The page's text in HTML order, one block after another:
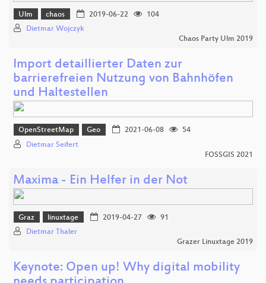
Ulm chaos 2019-06-22
104
Dietmar Wojczyk
Chaos Party Ulm 2019
Import detaillierter Daten zur
barrierefreien Nutzung von Bahnhöfen
und Haltestellen
OpenStreetMap Geo 2021-06-08
54
Dietmar Seifert
FOSSGIS 2021
Maxima - Ein Helfer in der Not
Graz linuxtage 2019-04-27
91
Dietmar Thaler
Grazer Linuxtage 2019
Keynote: Open up! Why digital mobility